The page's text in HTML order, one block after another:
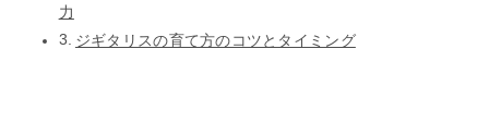
力
ジギタリスの育て方のコツとタイミング